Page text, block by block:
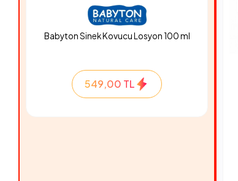
Babyton Sinek Kovucu Losyon 100 ml
549,00 TL